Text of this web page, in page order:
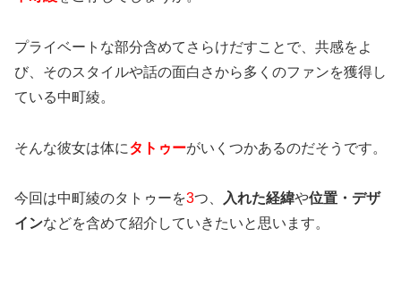
プライベートな部分含めてさらけだすことで、共感をよ
び、そのスタイルや話の面白さから多くのファンを獲得し
ている中町綾。
そんな彼女は体にタトゥーがいくつかあるのだそうです。
今回は中町綾のタトゥーを3つ、 入れた経緯や位置・デザ
インなどを含めて紹介していきたいと思います。